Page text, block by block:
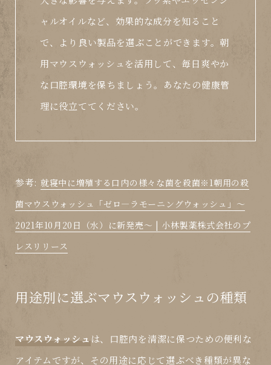
ャルオイルなど、効果的な成分を知ること
で、より良い製品を選ぶことができます。朝
用マウスウォッシュを活用して、毎日爽やか
な口腔環境を保ちましょう。あなたの健康管
理に役立ててください。
参考: 就寝中に増殖する口内の様々な菌を殺菌※1朝用の殺
菌マウスウォッシュ「ゼロ―ラモーニングウォッシュ」～
2021年10月20日（水）に新発売～ | 小林製薬株式会社のプ
レスリリース
用途別に選ぶマウスウォッシュの種類
マウスウォッシュ は、口腔内を清潔に保つための便利な
アイテムですが、その用途に応じて選ぶべき種類が異な